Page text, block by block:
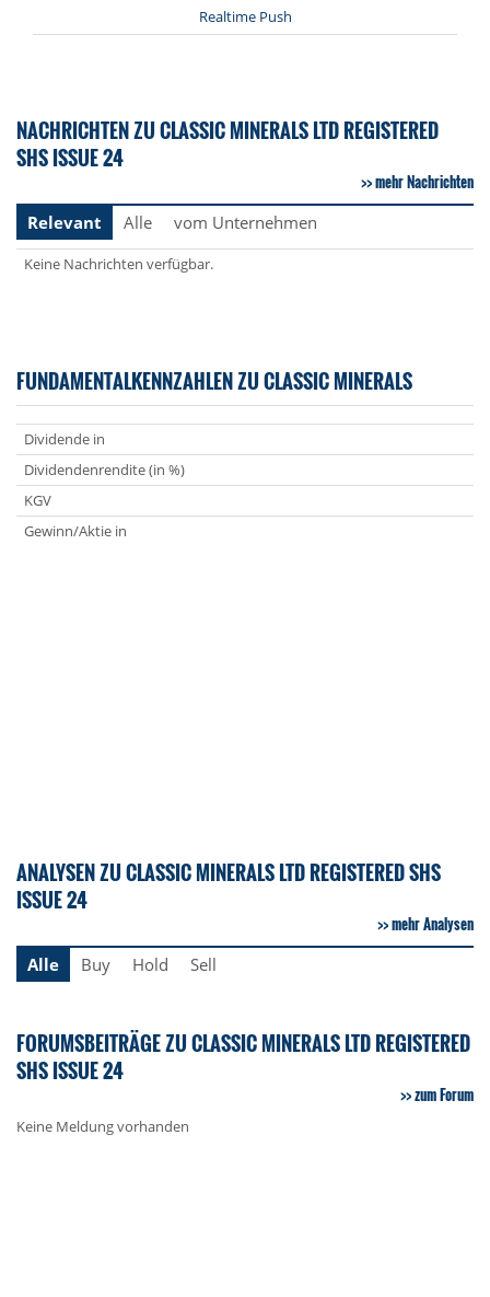
Realtime Push
NACHRICHTEN ZU CLASSIC MINERALS LTD REGISTERED
SHS ISSUE 24
mehr Nachrichten
Relevant
Alle vom Unternehmen
Keine Nachrichten verfügbar.
FUNDAMENTALKENNZAHLEN ZU CLASSIC MINERALS
Dividende in
Dividendenrendite (in %)
KGV
Gewinn/Aktie in
ANALYSEN ZU CLASSIC MINERALS LTD REGISTERED SHS
ISSUE 24
mehr Analysen
Alle
Buy Hold Sell
FORUMSBEITRÄGE ZU CLASSIC MINERALS LTD REGISTERED
SHS ISSUE 24
zum Forum
Keine Meldung vorhanden